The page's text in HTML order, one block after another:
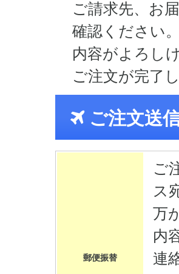
ご請求先、お
確認ください
内容がよろし
ご注文が完了
ご注文送
郵便振替
ご
ス
万
内
連